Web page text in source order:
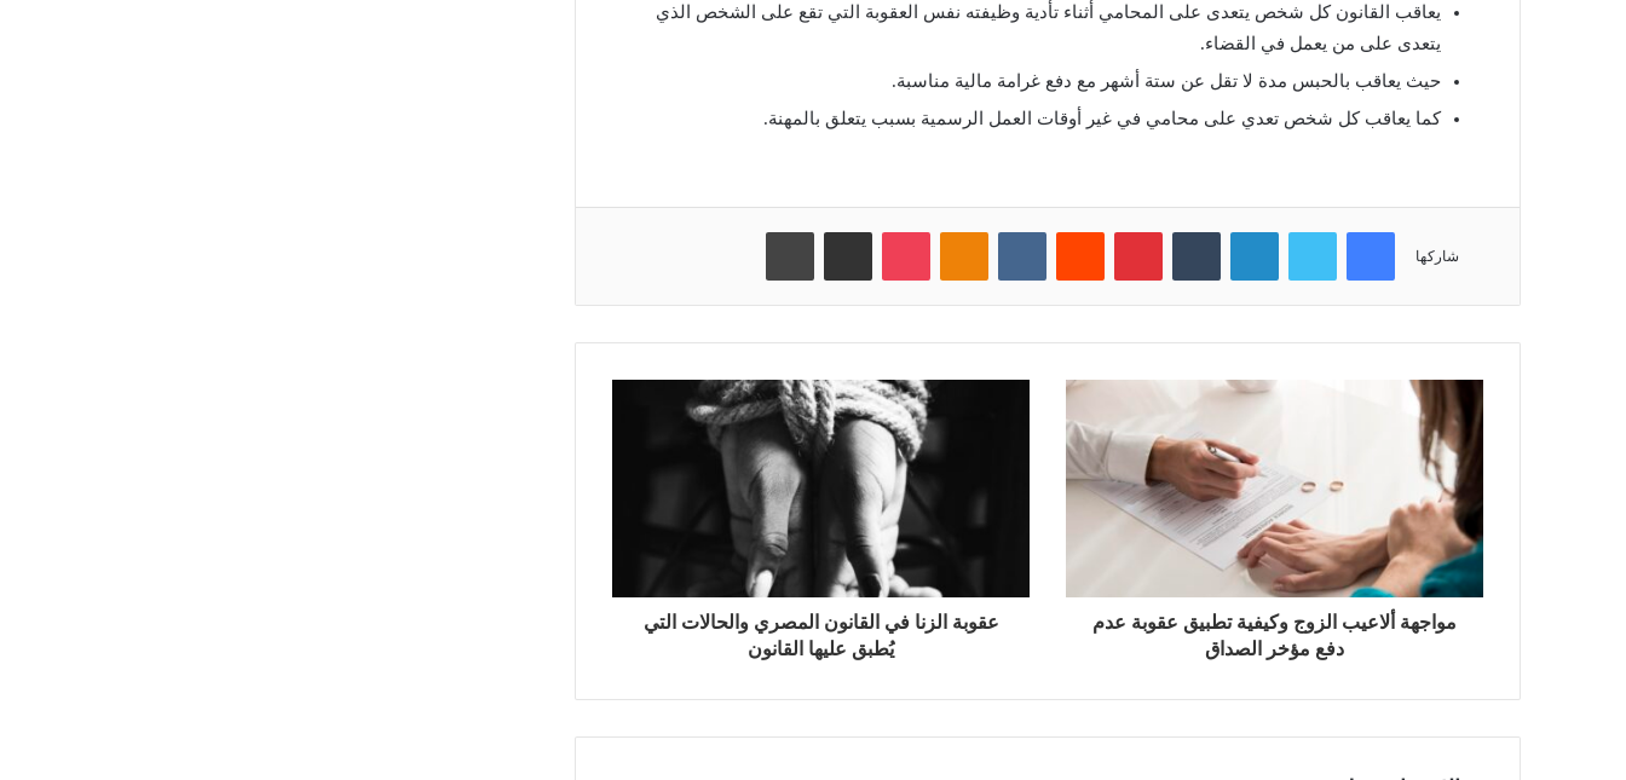
يعاقب القانون كل شخص يتعدى على المحامي أثناء تأدية وظيفته نفس العقوبة التي تقع على الشخص الذي
يتعدى على من يعمل في القضاء.
حيث يعاقب بالحبس مدة لا تقل عن ستة أشهر مع دفع غرامة مالية مناسبة.
كما يعاقب كل شخص تعدي على محامي في غير أوقات العمل الرسمية بسبب يتعلق بالمهنة.
شاركها
فيسبوك لينكدإن بينتيريست بوكيت
مواجهة ألاعيب الزوج وكيفية تطبيق عقوبة عدم
دفع مؤخر الصداق
عقوبة الزنا في القانون المصري والحالات التي
يُطبق عليها القانون